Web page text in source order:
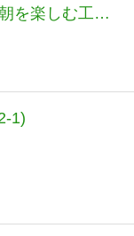
を楽しむ工夫
1)